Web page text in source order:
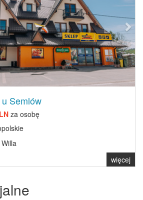
Semlów
za osobę
więcej